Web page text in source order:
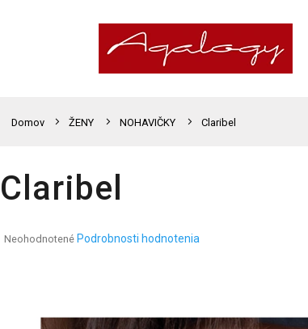
Domov ŽENY NOHAVIČKY Claribel
Claribel
Priemerné
Neohodnotené Podrobnosti hodnotenia